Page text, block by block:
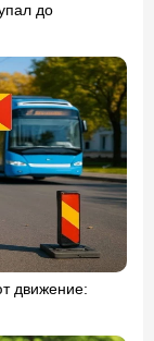
до
движение: